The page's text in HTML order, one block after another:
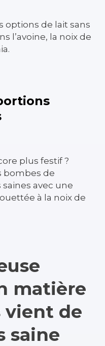
options de lait sans
l’avoine, la noix de
plus festif ?
bombes de
avec une
à la noix de
matière
vient de
saine